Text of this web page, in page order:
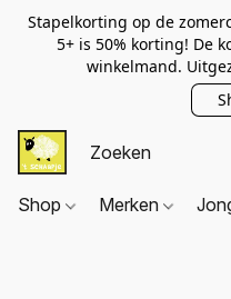
Stapelkorting op de
5+ is 50% korting! De
winkelmand.
Shop Merken